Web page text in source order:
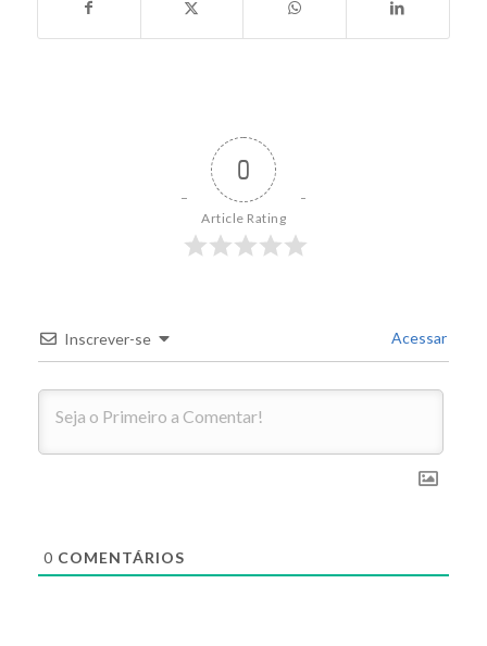
0
Article Rating
Inscrever-se Acessar
0 COMENTÁRIOS